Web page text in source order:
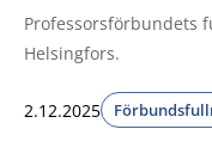
Professorsförbundets
Helsingfors.
2.12.2025